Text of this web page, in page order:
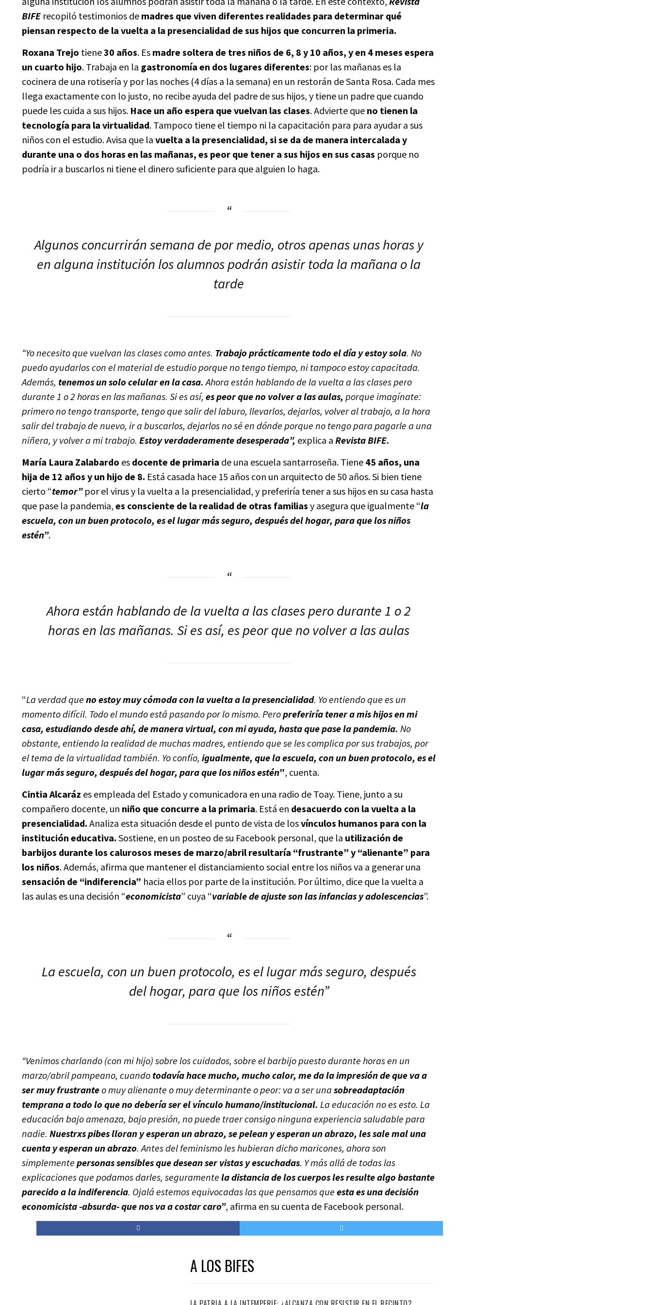
BIFE recopiló testimonios de madres que viven diferentes realidades para determinar qué
piensan respecto de la vuelta a la presencialidad de sus hijos que concurren la primeria.
Roxana Trejo tiene30 años. Es madre soltera de tres niños de 6, 8 y 10 años, y en 4 meses espera
un cuarto hijo. Trabaja en la gastronomía en dos lugares diferentes: por las mañanas es la
cocinera de una rotisería y por las noches (4 días a la semana) en un restorán de Santa Rosa. Cada mes
llega exactamente con lo justo, no recibe ayuda del padre de sus hijos, y tiene un padre que cuando
puede les cuida a sus hijos. Hace un año espera que vuelvan las clases. Advierte que no tienen la
tecnología para la virtualidad. Tampoco tiene el tiempo ni la capacitación para para ayudar a sus
niños con el estudio. Avisa que la vuelta a la presencialidad, si se da de manera intercalada y
durante una o dos horas en las mañanas, es peor que tener a sus hijos en sus casas porque no
podría ir a buscarlos ni tiene el dinero suficiente para que alguien lo haga.
Algunos concurrirán semana de por medio, otros apenas unas horas y
en alguna institución los alumnos podrán asistir toda la mañana o la
tarde
“Yo necesito que vuelvan las clases como antes. Trabajo prácticamente todo el día y estoy sola. No
puedo ayudarlos con el material de estudio porque no tengo tiempo, ni tampoco estoy capacitada.
Además, tenemos un solo celular en la casa. Ahora están hablando de la vuelta a las clases pero
durante 1 o 2 horas en las mañanas. Si es así, es peor que no volver a las aulas, porque imagínate:
primero no tengo transporte, tengo que salir del laburo, llevarlos, dejarlos, volver al trabajo, a la hora
salir del trabajo de nuevo, ir a buscarlos, dejarlos no sé en dónde porque no tengo para pagarle a una
niñera, y volver a mi trabajo. Estoy verdaderamente desesperada”, explica a Revista BIFE.
María Laura Zalabardo es docente de primaria de una escuela santarroseña. Tiene 45 años, una
hija de 12 años y un hijo de 8. Está casada hace 15 años con un arquitecto de 50 años. Si bien tiene
cierto “temor”por el virus y la vuelta a la presencialidad, y preferiría tener a sus hijos en su casa hasta
que pase la pandemia, es consciente de la realidad de otras familias y asegura que igualmente “la
escuela, con un buen protocolo, es el lugar más seguro, después del hogar, para que los niños
estén”.
Ahora están hablando de la vuelta a las clases pero durante 1 o 2
horas en las mañanas. Si es así, es peor que no volver a las aulas
“La verdad que no estoy muy cómoda con la vuelta a la presencialidad. Yo entiendo que es un
momento difícil. Todo el mundo está pasando por lo mismo. Peropreferiría tener a mis hijos en mi
casa, estudiando desde ahí, de manera virtual, con mi ayuda, hasta que pase la pandemia. No
obstante, entiendo la realidad de muchas madres, entiendo que se les complica por sus trabajos, por
el tema de la virtualidad también. Yo confío, igualmente, que la escuela, con un buen protocolo, es el
lugar más seguro, después del hogar, para que los niños estén”, cuenta.
Cintia Alcaráz es empleada del Estado y comunicadora en una radio de Toay. Tiene, junto a su
compañero docente, un niño que concurre a la primaria. Está en desacuerdo con la vuelta a la
presencialidad. Analiza esta situación desde el punto de vista de losvínculos humanos para con la
institución educativa. Sostiene, en un posteo de su Facebook personal, que la utilización de
barbijos durante los calurosos meses de marzo/abril resultaría “frustrante” y “alienante” para
los niños. Además, afirma que mantener el distanciamiento social entre los niños va a generar una
sensación de “indiferencia” hacia ellos por parte de la institución. Por último, dice que la vuelta a
las aulas es una decisión “economicista” cuya “variable de ajuste son las infancias y adolescencias”.
La escuela, con un buen protocolo, es el lugar más seguro, después
del hogar, para que los niños estén”
“Venimos charlando (con mi hijo) sobre los cuidados, sobre el barbijo puesto durante horas en un
marzo/abril pampeano, cuando todavía hace mucho, mucho calor, me da la impresión de que va a
ser muy frustranteo muy alienante o muy determinante o peor: va a ser una sobreadaptación
temprana a todo lo que no debería ser el vínculo humano/institucional. La educación no es esto. La
educación bajo amenaza, bajo presión, no puede traer consigo ninguna experiencia saludable para
nadie. Nuestrxs pibes lloran y esperan un abrazo, se pelean y esperan un abrazo, les sale mal una
cuenta y esperan un abrazo. Antes del feminismo les hubieran dicho maricones, ahora son
simplemente personas sensibles que desean ser vistas y escuchadas. Y más allá de todas las
explicaciones que podamos darles, seguramente la distancia de los cuerpos les resulte algo bastante
parecido a la indiferencia. Ojalá estemos equivocadas las que pensamos que esta es una decisión
economicista -absurda- que nos va a costar caro”, afirma en su cuenta de Facebook personal.
A LOS BIFES